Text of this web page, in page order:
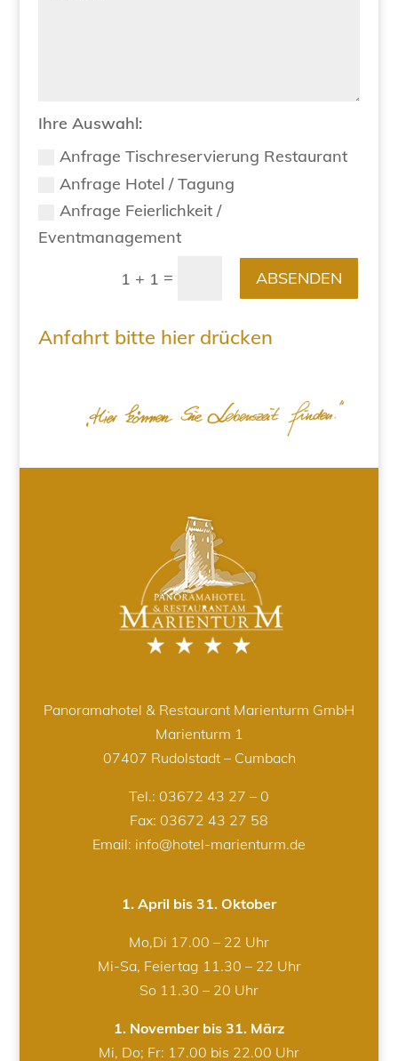
Ihre Auswahl:
Anfrage Tischreservierung Restaurant
Anfrage Hotel / Tagung
Anfrage Feierlichkeit /
Eventmanagement
1 + 1 = ABSENDEN
Anfahrt bitte hier drücken
Panoramahotel & Restaurant Marienturm GmbH
Marienturm 1
07407 Rudolstadt – Cumbach
Tel.: 03672 43 27 – 0
Fax: 03672 43 27 58
Email: info@hotel-marienturm.de
1. April bis 31. Oktober
Mo,Di 17.00 – 22 Uhr
Mi-Sa, Feiertag 11.30 – 22 Uhr
So 11.30 – 20 Uhr
1. November bis 31. März
Mi, Do; Fr: 17.00 bis 22.00 Uhr